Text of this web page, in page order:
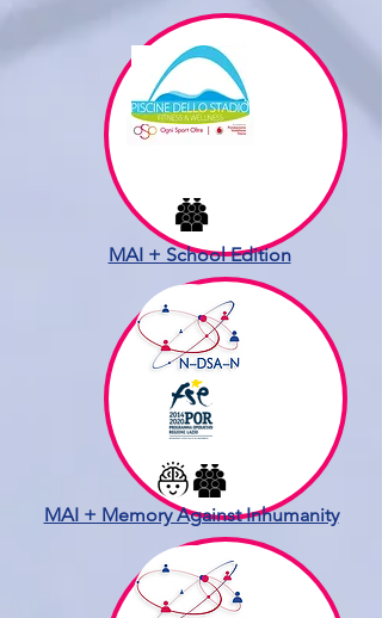
MAI + School Edition
MAI + Memory Against Inhumanity